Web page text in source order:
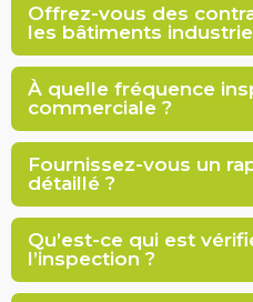
Offrez-vous des
les bâtiments
À quelle fréquence
commerciale ?
Fournissez-vous un
détaillé ?
Qu’est-ce qui est
l’inspection ?